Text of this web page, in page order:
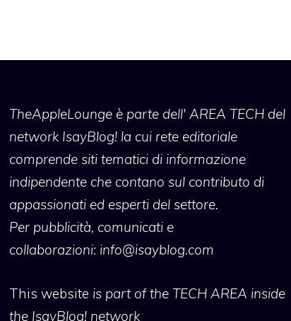
TheAppleLoungeè parte dell' AREA TECH del
network IsayBlog! la cui rete editoriale
comprende siti tematici di informazione
indipendente che contano sul contributo di
appassionati ed esperti del settore.
Per pubblicità, comunicati e
collaborazioni: info@isayblog.com
This website is part of the TECH AREA inside
the IsayBlog! network